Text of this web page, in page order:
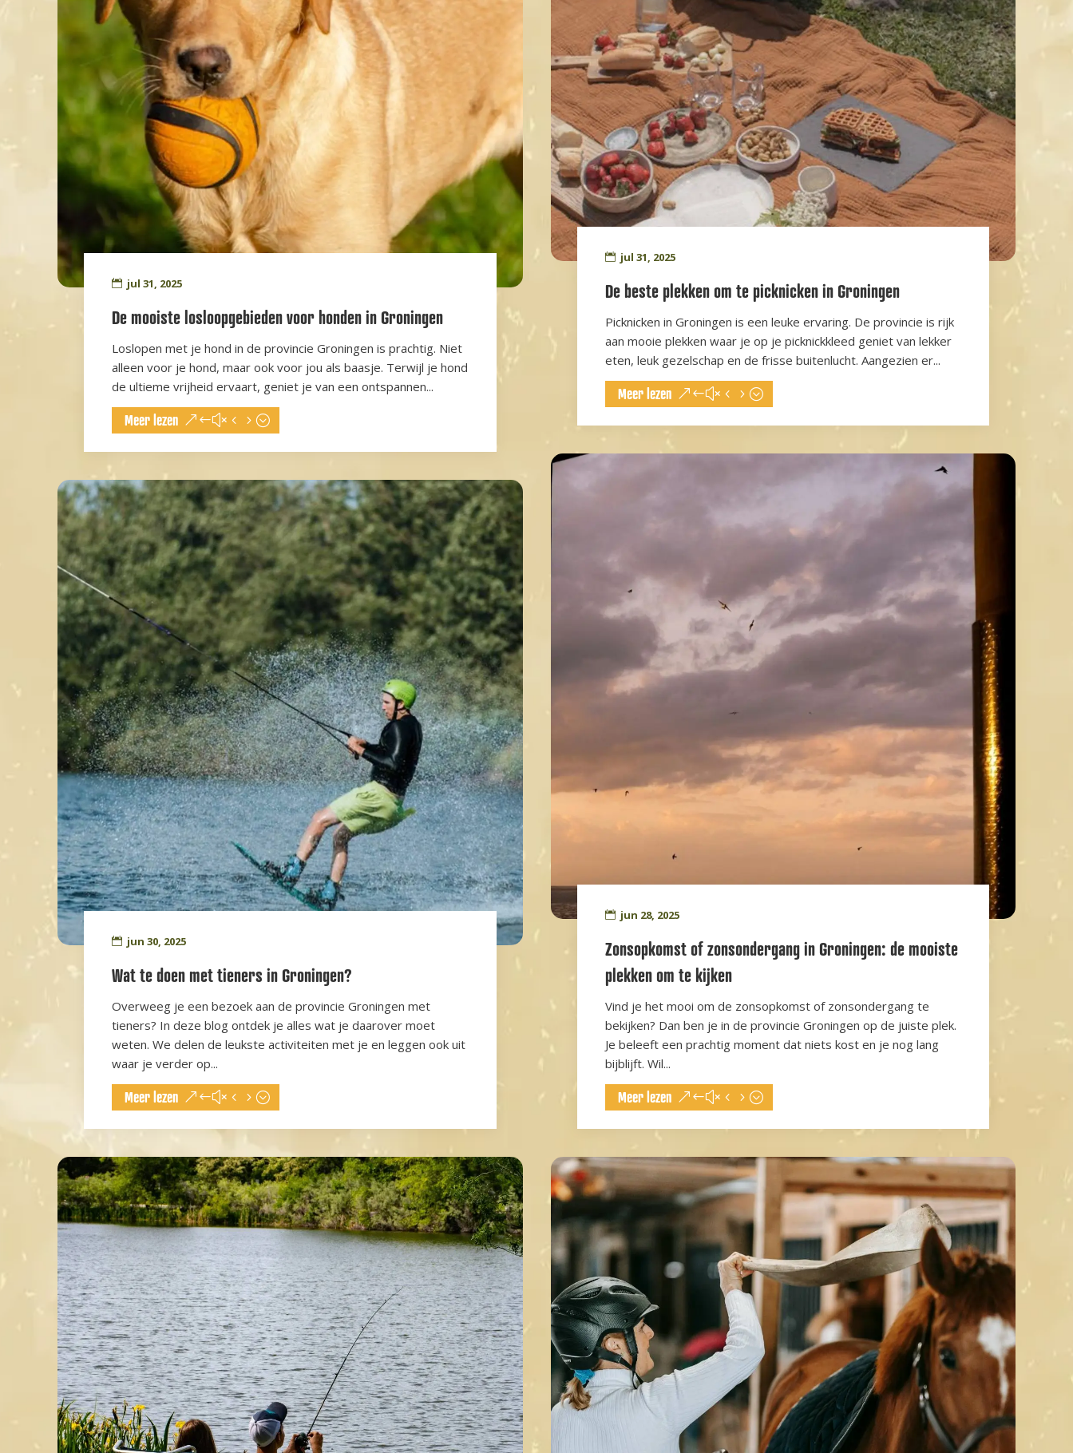
jul 31, 2025
De mooiste losloopgebieden voor honden in Groningen
Loslopen met je hond in de provincie Groningen is prachtig. Niet
alleen voor je hond, maar ook voor jou als baasje. Terwijl je hond
de ultieme vrijheid ervaart, geniet je van een ontspannen...
Meer lezen
jun 30, 2025
Wat te doen met tieners in Groningen?
Overweeg je een bezoek aan de provincie Groningen met
tieners? In deze blog ontdek je alles wat je daarover moet
weten. We delen de leukste activiteiten met je en leggen ook uit
waar je verder op...
Meer lezen
jul 31, 2025
De beste plekken om te picknicken in Groningen
Picknicken in Groningen is een leuke ervaring. De provincie is rijk
aan mooie plekken waar je op je picknickkleed geniet van lekker
eten, leuk gezelschap en de frisse buitenlucht. Aangezien er...
Meer lezen
jun 28, 2025
Zonsopkomst of zonsondergang in Groningen: de mooiste
plekken om te kijken
Vind je het mooi om de zonsopkomst of zonsondergang te
bekijken? Dan ben je in de provincie Groningen op de juiste plek.
Je beleeft een prachtig moment dat niets kost en je nog lang
bijblijft. Wil...
Meer lezen